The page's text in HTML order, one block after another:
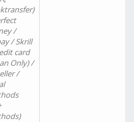
/
/ Skrill
card
Only) /
/